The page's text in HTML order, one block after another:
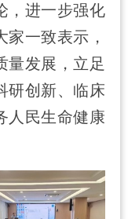
，进一步强化
一致表示，
量发展，立足
研创新、临床
人民生命健康